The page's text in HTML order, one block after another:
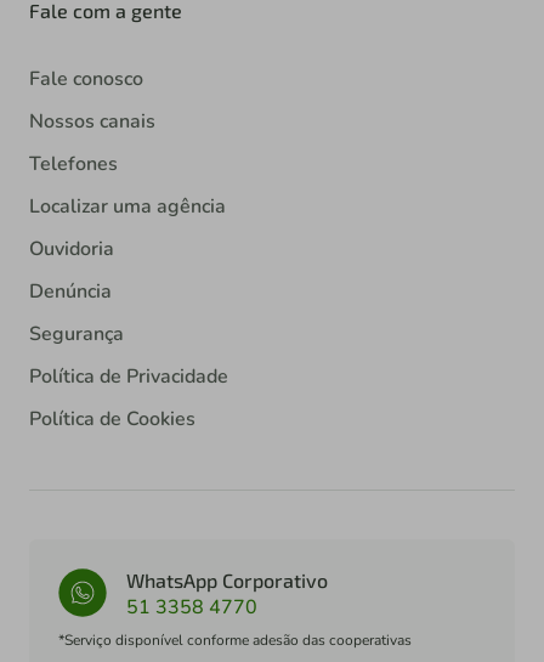
Fale com a gente
Fale conosco
Nossos canais
Telefones
Localizar uma agência
Ouvidoria
Denúncia
Segurança
Política de Privacidade
Política de Cookies
WhatsApp Corporativo
51 3358 4770
*Serviço disponível conforme adesão das cooperativas